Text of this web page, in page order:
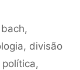
bach,
, divisão
política,